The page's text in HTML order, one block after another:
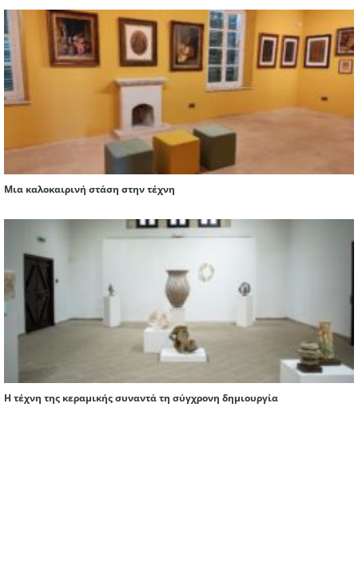
Μια καλοκαιρινή στάση στην τέχνη
Η τέχνη της κεραμικής συναντά τη σύγχρονη δημιουργία